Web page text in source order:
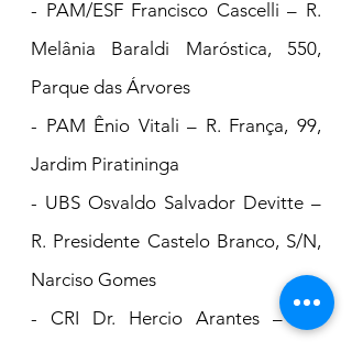
- PAM/ESF Francisco Cascelli – R.
Melânia Baraldi Maróstica, 550,
Parque das Árvores
- PAM Ênio Vitali – R. França, 99,
Jardim Piratininga
- UBS Osvaldo Salvador Devitte –
R. Presidente Castelo Branco, S/N,
Narciso Gomes
- CRI Dr. Hercio Arantes – Av.